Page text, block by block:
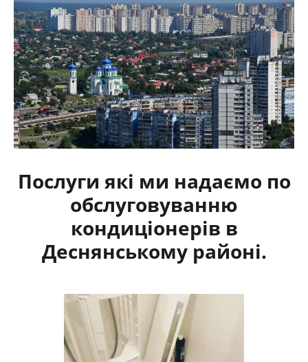
Послуги які ми надаємо по
обслуговуванню
кондиціонерів в
Деснянському районі.